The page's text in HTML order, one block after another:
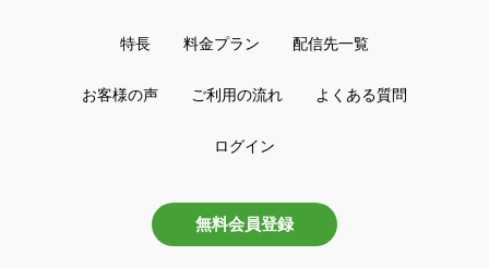
特長 料金プラン 配信先一覧
お客様の声 ご利用の流れ よくある質問
ログイン
無料会員登録